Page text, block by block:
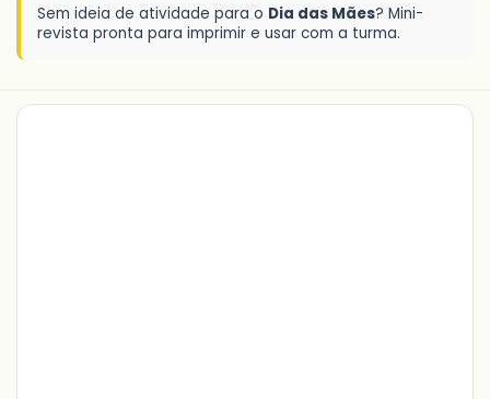
em
avaliações
de
Sem ideia de atividade para o Dia das Mães? Mini-
revista pronta para imprimir e usar com a turma.